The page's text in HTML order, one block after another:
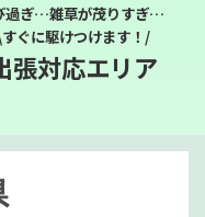
過ぎ…雑草が茂りすぎ…
ぐに駆けつけます！/
張対応エリア